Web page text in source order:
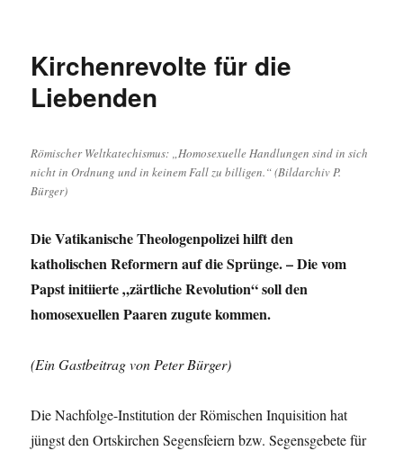
Schwulen
und
Kirchenrevolte für die
Liebenden
Römischer Weltkatechismus: „Homosexuelle Handlungen sind in sich
nicht in Ordnung und in keinem Fall zu billigen.“ (Bildarchiv P.
Bürger)
Die Vatikanische Theologenpolizei hilft den
katholischen Reformern auf die Sprünge. – Die vom
Papst initiierte „zärtliche Revolution“ soll den
homosexuellen Paaren zugute kommen.
(Ein Gastbeitrag von Peter Bürger)
Die Nachfolge-Institution der Römischen Inquisition hat
jüngst den Ortskirchen Segensfeiern bzw. Segensgebete für